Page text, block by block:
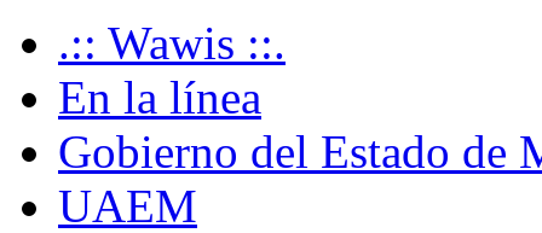
.:: Wawis ::.
En la línea
Gobierno del Estado de
UAEM